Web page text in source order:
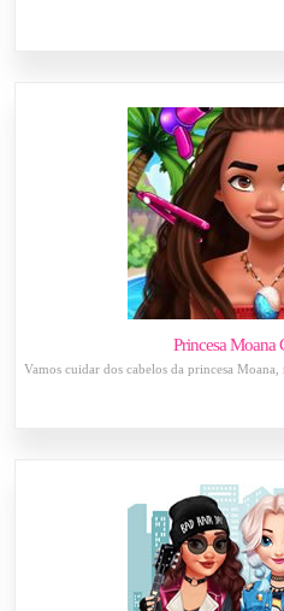
Princesa Moana
Vamos cuidar dos cabelos da princesa